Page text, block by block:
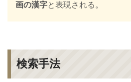
画の漢字と表現される。
検索手法